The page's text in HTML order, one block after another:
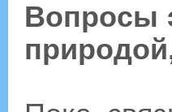
Вопросы